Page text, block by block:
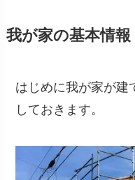
我が家の基本情報
はじめに我が家が建
しておきます。